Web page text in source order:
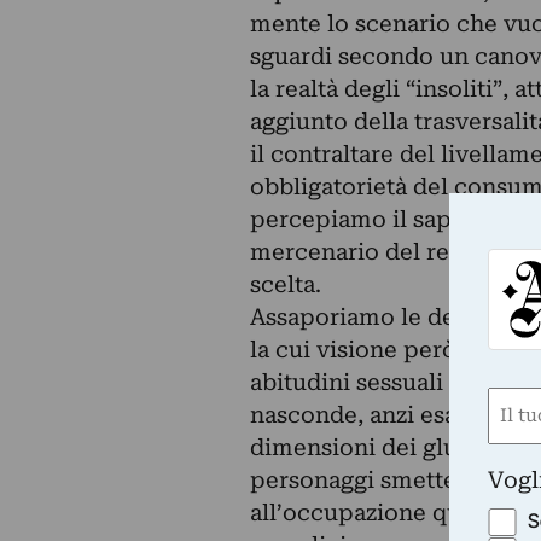
mente lo scenario che
sguardi secondo un
la realtà degli “insoliti”,
aggiunto della
il contraltare del
obbligatorietà del
percepiamo il sapore
mercenario del
scelta.
Assaporiamo le devianze
la cui visione però ci
abitudini sessuali degli
nasconde, anzi esalta, le
dimensioni dei glutei e
personaggi smettere gli
all’occupazione
Nome